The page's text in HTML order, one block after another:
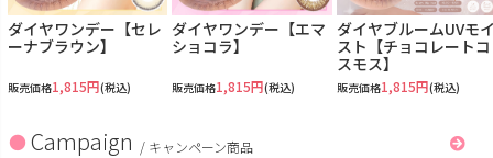
ダイヤワンデー【セレ
ーナブラウン】
販売価格1,815円(税込)
ダイヤワンデー【エマ
ショコラ】
販売価格1,815円(税込)
ダイヤブルームUVモ
スト【チョコレートコ
スモス】
販売価格1,815円(税込)
Campaign / キャンペーン商品